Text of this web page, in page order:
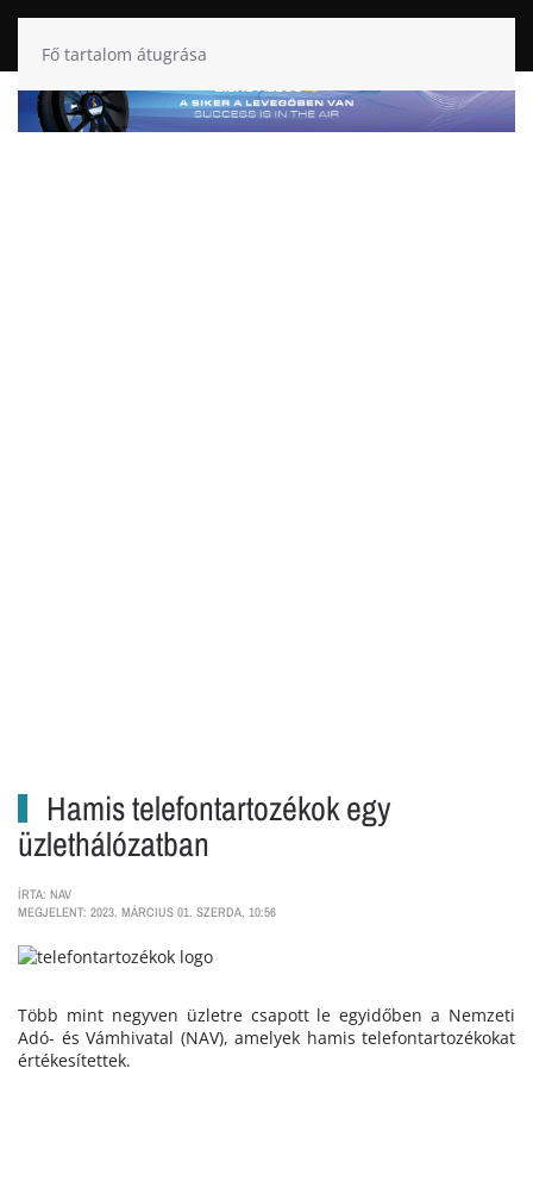
Fő tartalom átugrása
Hamis telefontartozékok egy
üzlethálózatban
ÍRTA: NAV
MEGJELENT: 2023. MÁRCIUS 01. SZERDA, 10:56
Több mint negyven üzletre csapott le egyidőben a Nemzeti
Adó- és Vámhivatal (NAV), amelyek hamis telefontartozékokat
értékesítettek.